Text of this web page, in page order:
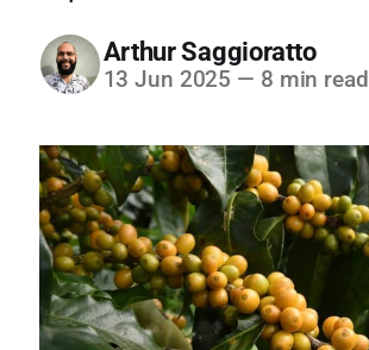
Arthur Saggioratto
13 Jun 2025 — 8 min read